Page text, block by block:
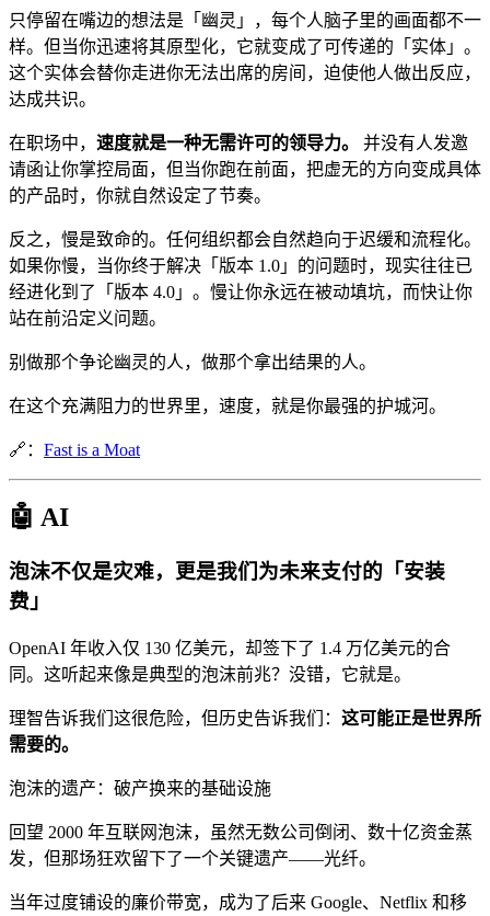
只停留在嘴边的想法是「幽灵」，每个人脑子里的画面都不一
样。但当你迅速将其原型化，它就变成了可传递的「实体」。
这个实体会替你走进你无法出席的房间，迫使他人做出反应，
达成共识。
在职场中， 速度就是一种无需许可的领导力。
并没有人发邀
请函让你掌控局面，但当你跑在前面，把虚无的方向变成具体
的产品时，你就自然设定了节奏。
反之，慢是致命的。任何组织都会自然趋向于迟缓和流程化。
如果你慢，当你终于解决「版本 1.0」的问题时，现实往往已
经进化到了「版本 4.0」。慢让你永远在被动填坑，而快让你
站在前沿定义问题。
别做那个争论幽灵的人，做那个拿出结果的人。
在这个充满阻力的世界里，速度，就是你最强的护城河。
🔗： Fast is a Moat
🤖 AI
泡沫不仅是灾难，更是我们为未来支付的「安装
费」
OpenAI 年收入仅 130 亿美元，却签下了 1.4 万亿美元的合
同。这听起来像是典型的泡沫前兆？没错，它就是。
理智告诉我们这很危险，但历史告诉我们： 这可能正是世界所
需要的。
泡沫的遗产：破产换来的基础设施
回望 2000 年互联网泡沫，虽然无数公司倒闭、数十亿资金蒸
发，但那场狂欢留下了一个关键遗产——光纤。
当年过度铺设的廉价带宽，成为了后来 Google、Netflix 和移